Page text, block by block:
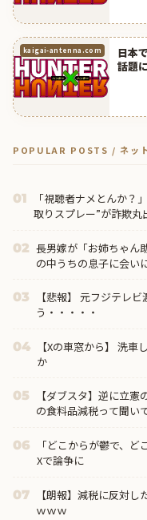
kaigai-antenna.com
日本
話題
POPULAR POSTS / ネッ
01
「視聴者ナメとんか？
取りスプレー”が詐欺
02 長男嫁が「お姉ちゃん
の中うちの息子に会い
03
【悲報】 元フジテレ
う・・・・・
04
【Xの車窓から】 洗
か
05
【ダブスタ】逆に立
の食料品減税って聞い
06
「どこからが鬱で、
Xで論争に
07
【朗報】減税に反対
ｗｗｗ